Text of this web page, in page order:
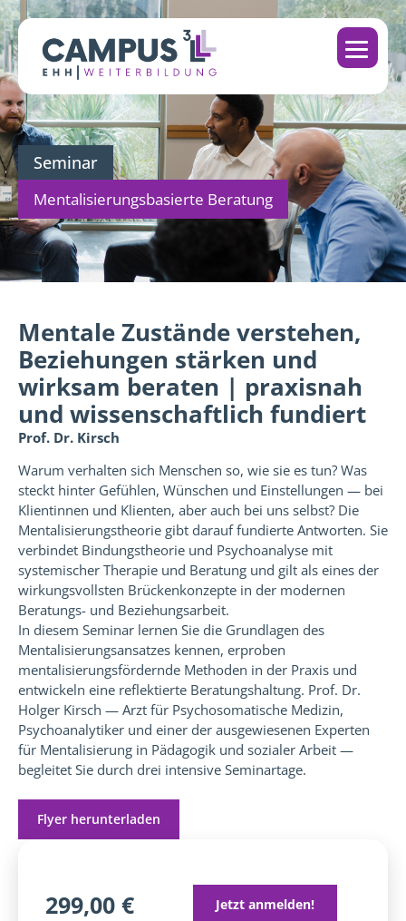
Seminar
Mentalisierungsbasierte Beratung
Mentale Zustände verstehen,
Beziehungen stärken und
wirksam beraten | praxisnah
und wissenschaftlich fundiert
Prof. Dr. Kirsch
Warum verhalten sich Menschen so, wie sie es tun? Was
steckt hinter Gefühlen, Wünschen und Einstellungen — bei
Klientinnen und Klienten, aber auch bei uns selbst? Die
Mentalisierungstheorie gibt darauf fundierte Antworten. Sie
verbindet Bindungstheorie und Psychoanalyse mit
systemischer Therapie und Beratung und gilt als eines der
wirkungsvollsten Brückenkonzepte in der modernen
Beratungs- und Beziehungsarbeit.
In diesem Seminar lernen Sie die Grundlagen des
Mentalisierungsansatzes kennen, erproben
mentalisierungsfördernde Methoden in der Praxis und
entwickeln eine reflektierte Beratungshaltung. Prof. Dr.
Holger Kirsch — Arzt für Psychosomatische Medizin,
Psychoanalytiker und einer der ausgewiesenen Experten
für Mentalisierung in Pädagogik und sozialer Arbeit —
begleitet Sie durch drei intensive Seminartage.
Flyer herunterladen
299,00 € Jetzt anmelden!